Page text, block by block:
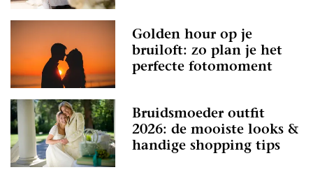
Golden hour op je
bruiloft: zo plan je het
perfecte fotomoment
Bruidsmoeder outfit
2026: de mooiste looks &
handige shopping tips